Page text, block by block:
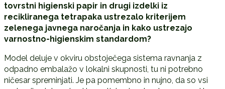
tovrstni higienski papir in drugi izdelki iz
recikliranega tetrapaka ustrezalo kriterijem
zelenega javnega naročanja in kako ustrezajo
varnostno-higienskim standardom?
Model deluje v okviru obstoječega sistema ravnanja z
odpadno embalažo v lokalni skupnosti, tu ni potrebno
ničesar spreminjati. Je pa pomembno in nujno, da so vsi